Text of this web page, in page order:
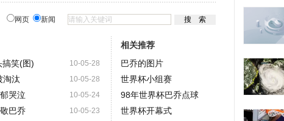
网页 新闻
10-05-28
搞笑(图)
10-05-28
淘汰
10-05-24
哭泣
10-05-23
巴乔
相关推荐
巴乔的图片
世界杯小组赛
98年世界杯巴乔点球
世界杯开幕式